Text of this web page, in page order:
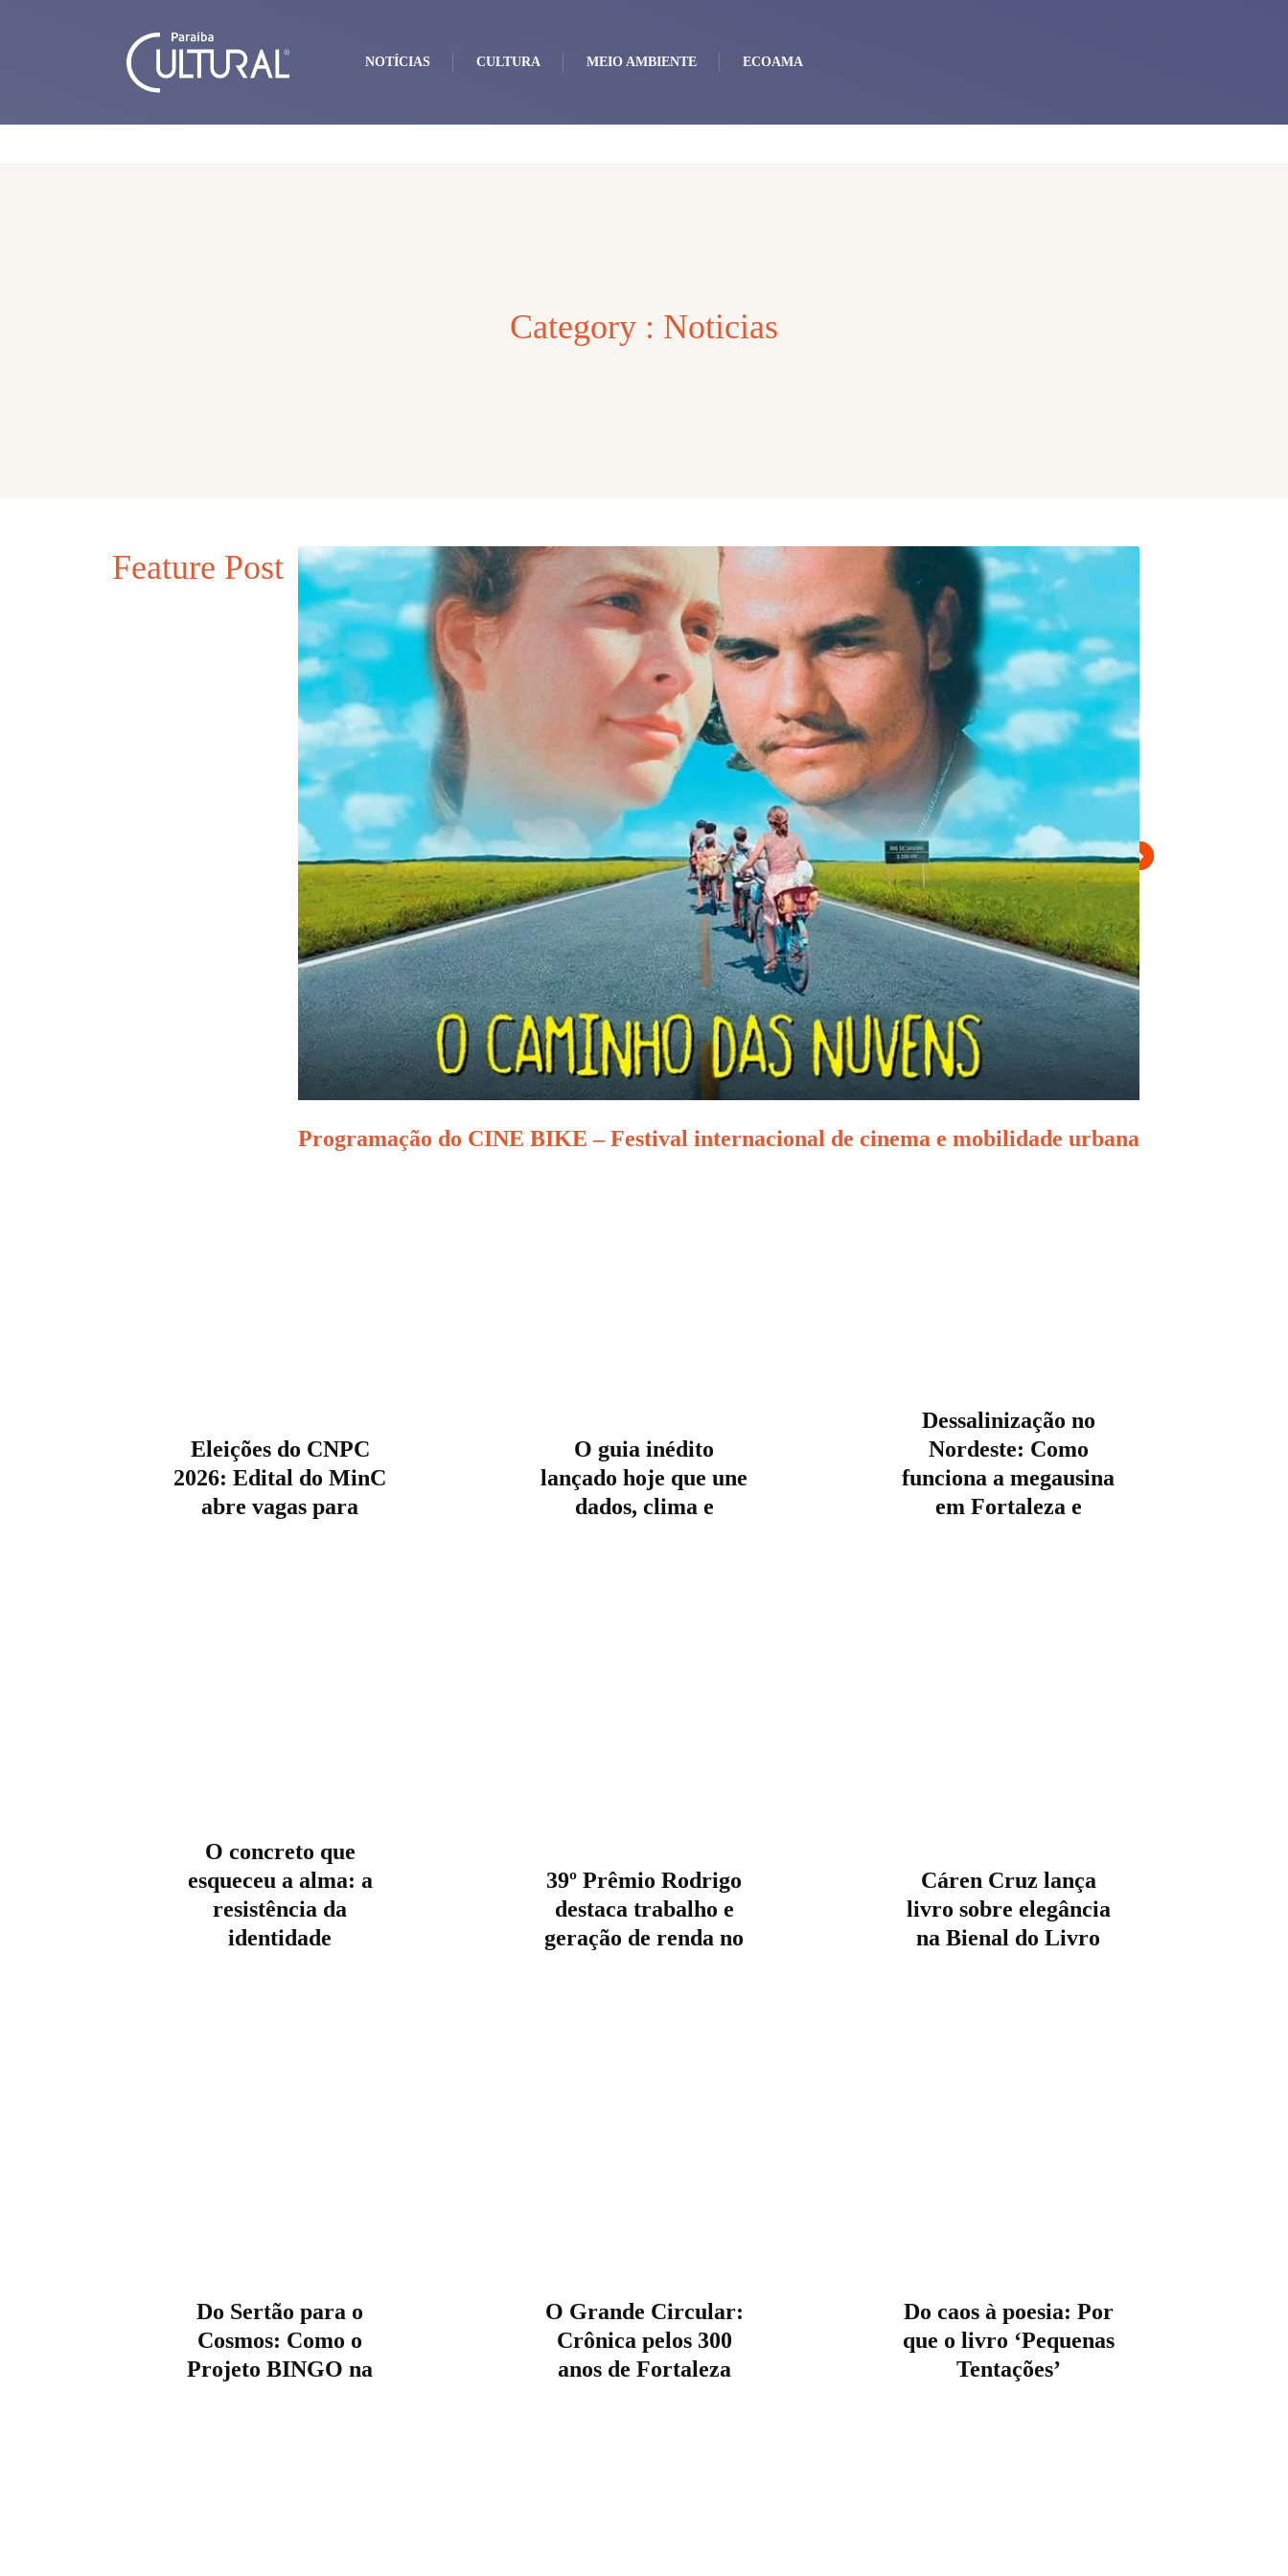
NOTÍCIAS CULTURA MEIO AMBIENTE ECOAMA
Category : Noticias
Feature Post
Programação do CINE BIKE – Festival internacional de cinema e mobilidade urbana
Eleições do CNPC
2026: Edital do MinC
abre vagas para
O guia inédito
lançado hoje que une
dados, clima e
Dessalinização no
Nordeste: Como
funciona a megausina
em Fortaleza e
O concreto que
esqueceu a alma: a
resistência da
identidade
39º Prêmio Rodrigo
destaca trabalho e
geração de renda no
Cáren Cruz lança
livro sobre elegância
na Bienal do Livro
Do Sertão para o
Cosmos: Como o
Projeto BINGO na
O Grande Circular:
Crônica pelos 300
anos de Fortaleza
Do caos à poesia: Por
que o livro ‘Pequenas
Tentações’